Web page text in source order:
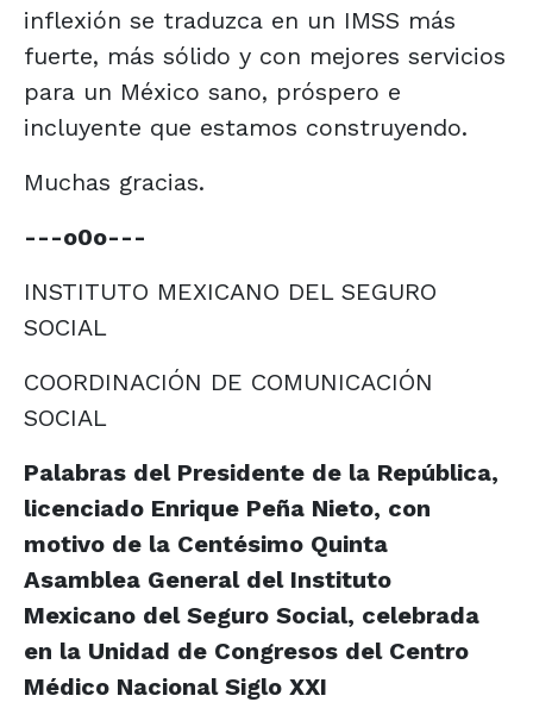
inflexión se traduzca en un IMSS más
fuerte, más sólido y con mejores servicios
para un México sano, próspero e
incluyente que estamos construyendo.
Muchas gracias.
---o0o---
INSTITUTO MEXICANO DEL SEGURO
SOCIAL
COORDINACIÓN DE COMUNICACIÓN
SOCIAL
Palabras del Presidente de la República,
licenciado Enrique Peña Nieto, con
motivo de la Centésimo Quinta
Asamblea General del Instituto
Mexicano del Seguro Social, celebrada
en la Unidad de Congresos del Centro
Médico Nacional Siglo XXI